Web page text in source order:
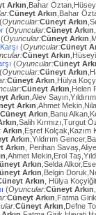
Arkın ,Bahar
Cüneyt Arkın ,Bahar
(Oyuncular:Cüneyt Arkın
(Oyuncular:Cüneyt Arkın
(Oyuncular:Cüneyt Arkın
(Oyuncular:Cüneyt
Cüneyt Arkın
(Oyuncular:Cüneyt
(Oyuncular:Cüneyt Arkın
Cüneyt Arkın ,Hülya
Cüneyt Arkın ,Helen
Arkın ,Alev
Arkın ,Ahmet
Cüneyt Arkın ,Banu
,Salih Kırmızı,Turgut
,Eşref
Arkın ,Yıldırım
Arkın , Perihan
,Ahmet Mekin,Erol
Arkın ,Selda
Arkın ,Belgin
Arkın , Hülya
(Oyuncular:Cüneyt Arkın
Cüneyt Arkın ,Fatma
Cüneyt Arkın ,Defne